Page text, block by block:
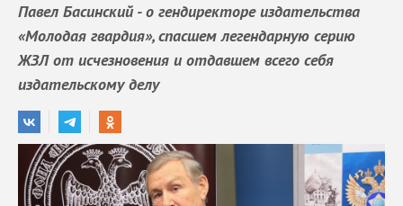
Павел Басинский - о гендиректоре издательства
«Молодая гвардия», спасшем легендарную серию
ЖЗЛ от исчезновения и отдавшем всего себя
издательскому делу